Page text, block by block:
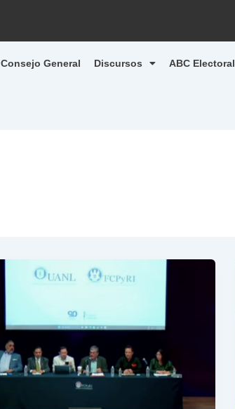
Consejo General Discursos ABC Electoral